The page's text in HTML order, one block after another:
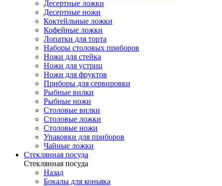
Десертные ложки
Десертные ножи
Коктейльные ложки
Кофейные ложки
Лопатки для торта
Наборы столовых приборов
Ножи для стейка
Ножи для устриц
Ножи для фруктов
Приборы для сервировки
Рыбные вилки
Рыбные ножи
Столовые вилки
Столовые ложки
Столовые ножи
Упаковки для приборов
Чайные ложки
Стеклянная посуда
Стеклянная посуда
Назад
Бокалы для коньяка